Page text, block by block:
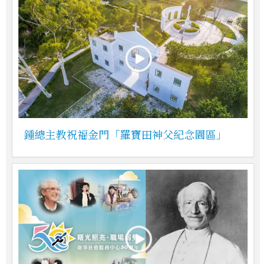
鍾總主教祝福金門「羅寶田神父紀念園區」